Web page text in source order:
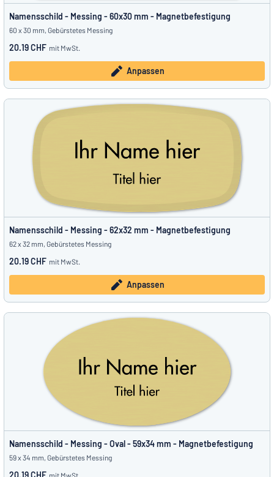
Namensschild - Messing - 60x30 mm - Magnetbefestigung
60 x 30 mm, Gebürstetes Messing
20.19 CHF mit MwSt.
Anpassen
Namensschild - Messing - 62x32 mm - Magnetbefestigung
62 x 32 mm, Gebürstetes Messing
20.19 CHF mit MwSt.
Anpassen
Namensschild - Messing - Oval - 59x34 mm - Magnetbefestigung
59 x 34 mm, Gebürstetes Messing
20.19 CHF mit MwSt.